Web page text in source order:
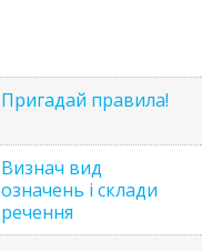
Пригадай правила!
Визнач вид
означень і склади
речення